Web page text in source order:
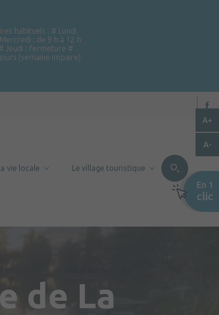
habituels : # Lundi,
: de 9 h à 12 h
Jeudi : fermeture #
(semaine impaire)
vie locale Le village touristique
de La
A+
A-
En 1
clic